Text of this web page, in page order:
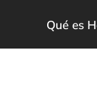
Qué es